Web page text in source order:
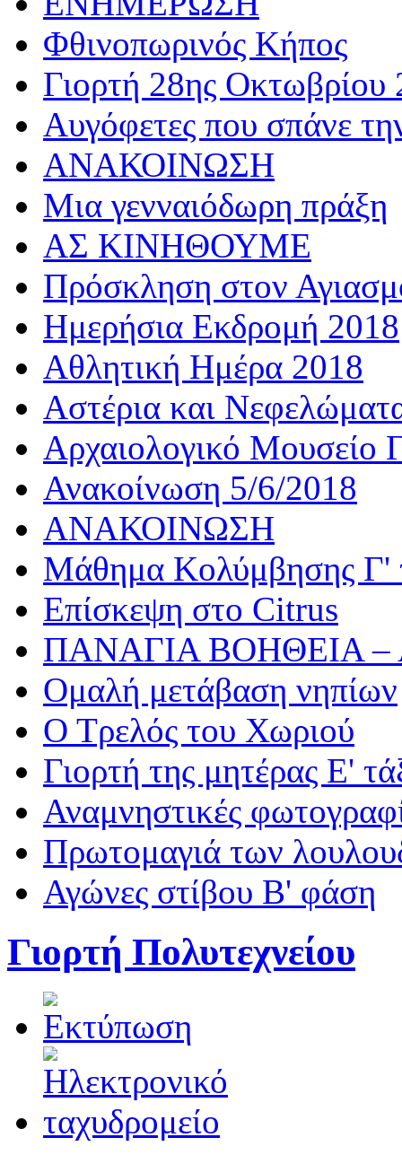
Φθινοπωρινός Κήπος
Γιορτή 28ης Οκτωβρίου
Αυγόφετες που σπάνε
ΑΝΑΚΟΙΝΩΣΗ
Μια γενναιόδωρη πράξη
ΑΣ ΚΙΝΗΘΟΥΜΕ
Πρόσκληση στον
Ημερήσια Εκδρομή 2018
Αθλητική Ημέρα 2018
Αστέρια και
Αρχαιολογικό Μουσείο
Ανακοίνωση 5/6/2018
ΑΝΑΚΟΙΝΩΣΗ
Μάθημα Κολύμβησης Γ'
Επίσκεψη στο Citrus
ΠΑΝΑΓΙΑ ΒΟΗΘΕΙΑ
Ομαλή μετάβαση νηπίων
Ο Τρελός του Χωριού
Γιορτή της μητέρας Ε'
Αναμνηστικές
Πρωτομαγιά των
Αγώνες στίβου Β' φάση
Γιορτή Πολυτεχνείου